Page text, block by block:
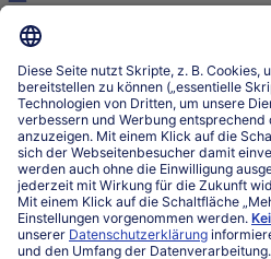
www.bofrost.lu
027863232
Mo-Fr. von 7 bis 20 Uhr
Service
Über bofrost*